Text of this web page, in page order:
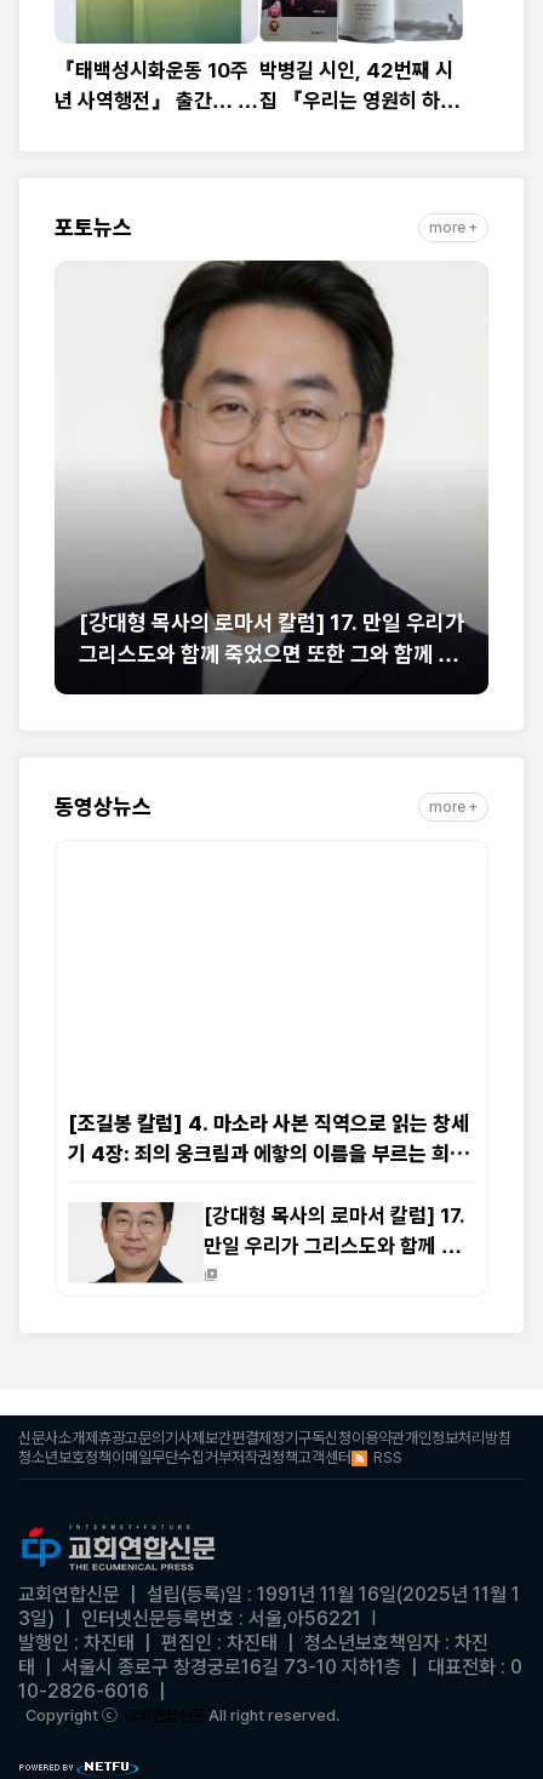
『태백성시화운동 10주
년 사역행전』 출간… 교
박병길 시인, 42번째 시
집 『우리는 영원히 하
포토뉴스 more +
[강대형 목사의 로마서 칼럼] 17. 만일 우리가
그리스도와 함께 죽었으면 또한 그와 함께 살
줄을 믿노니 (롬 6:8-9)
동영상뉴스 more +
[조길봉 칼럼] 4. 마소라 사본 직역으로 읽는 창세
기 4장: 죄의 웅크림과 에핳의 이름을 부르는 희생
[강대형 목사의 로마서 칼럼] 17.
만일 우리가 그리스도와 함께 죽
었으면 또한 그와 함께 살 줄을 믿
신문사소개제휴광고문의 기사제보간편결제 정기구독신청이용약관개인정보처리방침
청소년보호정책 이메일무단수집거부저작권정책고객센터 RSS
교회연합신문 | 설립(등록)일 : 1991년 11월 16일(2025년 11월 1
3일)
인터넷신문등록번호 : 서울,아56221
발행인 : 차진태 | 편집인 : 차진태
청소년보호책임자 : 차진
태
| 서울시 종로구 창경궁로16길 73-10 지하1층 | 대표전화 : 0
10-2826-6016
Copyright ⓒ 교회연합신문 All right reserved.